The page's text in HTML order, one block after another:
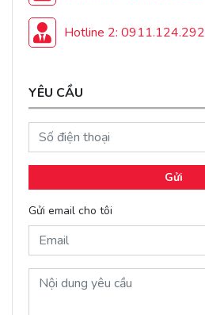
Hotline 2: 0911.124.292
YÊU CẦU
Gửi
Gửi email cho tôi